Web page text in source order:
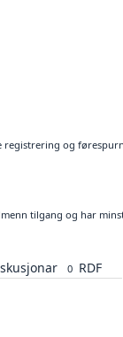
og
tilgang og har
0 RDF